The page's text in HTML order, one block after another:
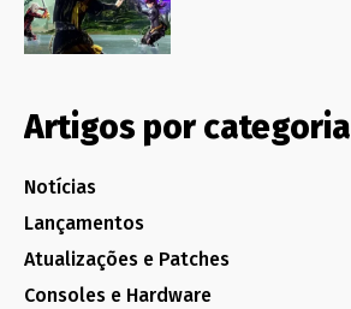
Artigos por categoria
Notícias
Lançamentos
Atualizações e Patches
Consoles e Hardware